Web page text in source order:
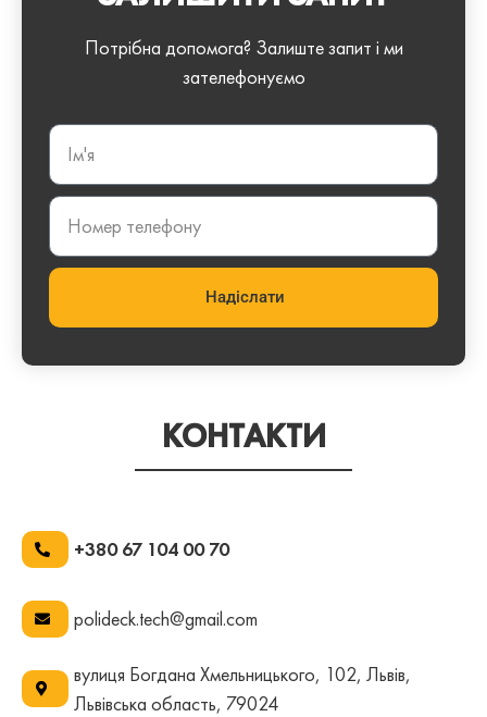
Потрібна допомога? Залиште запит і ми
зателефонуємо
Надіслати
КОНТАКТИ
+380 67 104 00 70
polideck.tech@gmail.com
вулиця Богдана Хмельницького, 102, Львів,
Львівська область, 79024